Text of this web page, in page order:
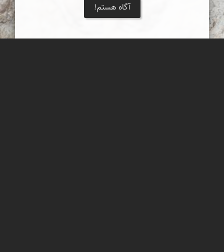
آگاه هستم!